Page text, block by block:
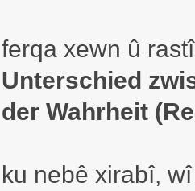
ferqa xewn û
Unterschied
der Wahrheit
ku nebê xirabî,